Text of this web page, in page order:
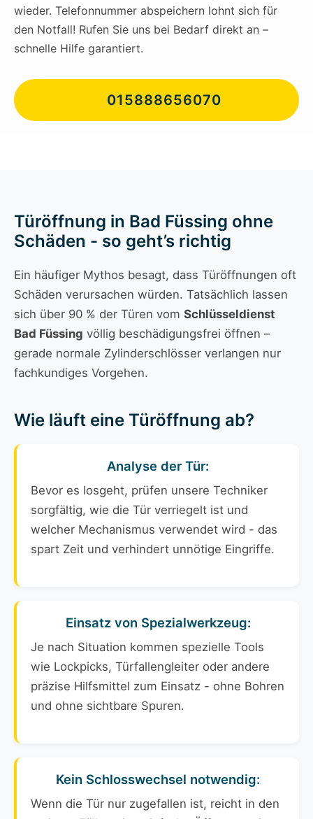
wieder. Telefonnummer abspeichern lohnt sich für
den Notfall! Rufen Sie uns bei Bedarf direkt an –
schnelle Hilfe garantiert.
015888656070
Türöffnung in Bad Füssing ohne
Schäden - so geht’s richtig
Ein häufiger Mythos besagt, dass Türöffnungen oft
Schäden verursachen würden. Tatsächlich lassen
sich über 90 % der Türen vom Schlüsseldienst
Bad Füssing völlig beschädigungsfrei öffnen –
gerade normale Zylinderschlösser verlangen nur
fachkundiges Vorgehen.
Wie läuft eine Türöffnung ab?
Analyse der Tür:
Bevor es losgeht, prüfen unsere Techniker
sorgfältig, wie die Tür verriegelt ist und
welcher Mechanismus verwendet wird - das
spart Zeit und verhindert unnötige Eingriffe.
Einsatz von Spezialwerkzeug:
Je nach Situation kommen spezielle Tools
wie Lockpicks, Türfallengleiter oder andere
präzise Hilfsmittel zum Einsatz - ohne Bohren
und ohne sichtbare Spuren.
Kein Schlosswechsel notwendig:
Wenn die Tür nur zugefallen ist, reicht in den